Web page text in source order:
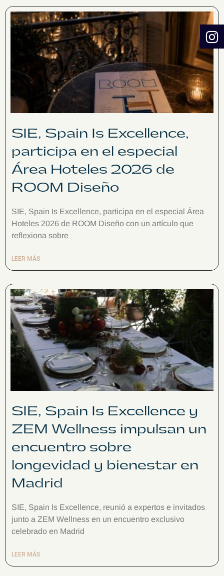
SIE, Spain Is Excellence,
participa en el especial
Área Hoteles 2026 de
ROOM Diseño
SIE, Spain Is Excellence, participa en el especial Área
Hoteles 2026 de ROOM Diseño con un artículo que
reflexiona sobre
LEER MÁS
SIE, Spain Is Excellence y
ZEM Wellness impulsan un
encuentro sobre
longevidad y bienestar en
Madrid
SIE, Spain Is Excellence, reunió a expertos e invitados
junto a ZEM Wellness en un encuentro exclusivo
celebrado en Madrid
LEER MÁS